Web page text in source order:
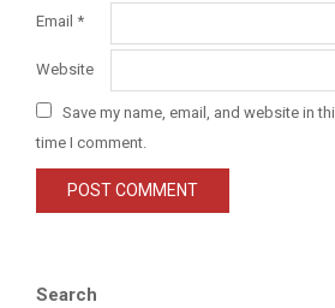
Email *
Website
Save my name, email, and website in
time I comment.
Search